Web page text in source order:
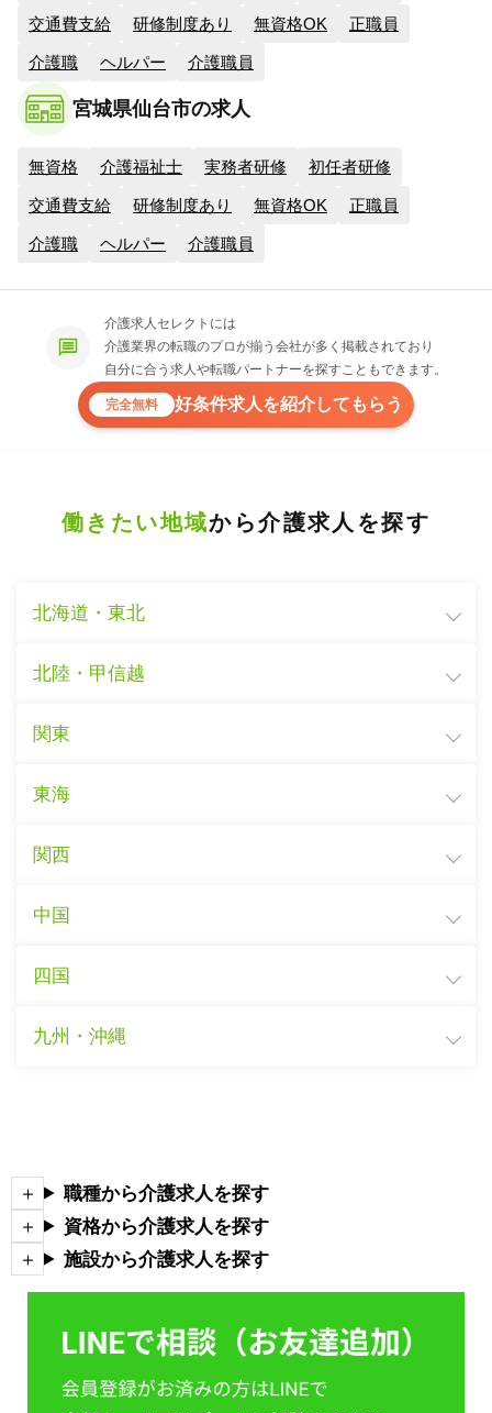
交通費支給 研修制度あり 無資格OK 正職員
介護職 ヘルパー 介護職員
宮城県仙台市の求人
無資格 介護福祉士 実務者研修 初任者研修
交通費支給 研修制度あり 無資格OK 正職員
介護職 ヘルパー 介護職員
介護求人セレクトには
介護業界の転職のプロが揃う会社が多く掲載されており
自分に合う求人や転職パートナーを探すこともできます。
完全無料 好条件求人を紹介してもらう
働きたい地域から介護求人を探す
北海道・東北
北陸・甲信越
関東
東海
関西
中国
四国
九州・沖縄
職種から介護求人を探す
資格から介護求人を探す
施設から介護求人を探す